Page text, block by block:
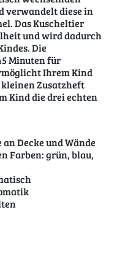
verwandelt diese in
Das Kuscheltier
und wird dadurch
Die
Minuten für
Ihrem Kind
kleinen Zusatzheft
Kind die drei echten
Decke und Wände
Farben: grün, blau,